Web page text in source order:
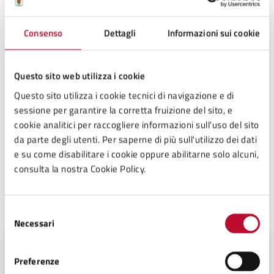
Consenso Dettagli Informazioni sui cookie
Questo sito web utilizza i cookie
Questo sito utilizza i cookie tecnici di navigazione e di
sessione per garantire la corretta fruizione del sito, e
cookie analitici per raccogliere informazioni sull'uso del sito
da parte degli utenti. Per saperne di più sull'utilizzo dei dati
e su come disabilitare i cookie oppure abilitarne solo alcuni,
consulta la nostra Cookie Policy.
delNecessari
Preferenze
All. A2 Posti letto Mongolfiera CON
PROTOCOLLO
all. B Castelnuovo protocollo Baby House .pdf
all. C Giocamondo CON PROTOCOLLO.pdf
Gestione Amministrativa del
Patrimonio, Funzione Associata